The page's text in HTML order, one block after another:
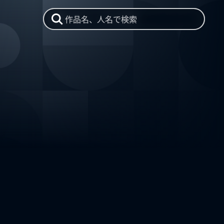
作品名、人名で検索